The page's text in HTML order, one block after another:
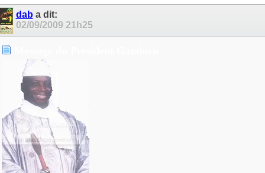
dab a dit:
02/09/2009 21h25